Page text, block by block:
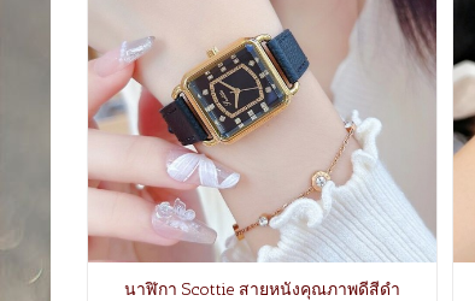
นาฬิกา Scottie สายหนังคุณภาพดีสีดำ